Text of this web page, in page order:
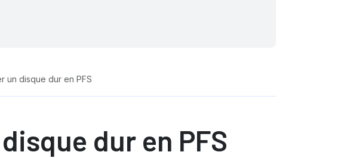
un disque dur en PFS
dur en PFS